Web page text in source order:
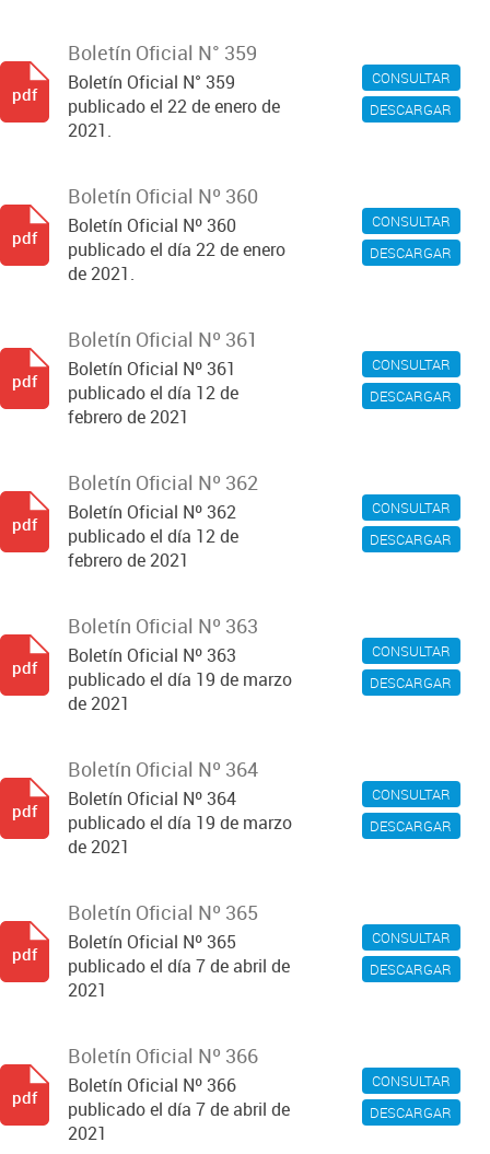
CONSULTAR
DESCARGAR
Boletín Oficial N° 359
Boletín Oficial N° 359
publicado el 22 de enero de
2021.
pdf
CONSULTAR
DESCARGAR
Boletín Oficial Nº 360
Boletín Oficial Nº 360
publicado el día 22 de enero
de 2021.
pdf
CONSULTAR
DESCARGAR
Boletín Oficial Nº 361
Boletín Oficial Nº 361
publicado el día 12 de
febrero de 2021
pdf
CONSULTAR
DESCARGAR
Boletín Oficial Nº 362
Boletín Oficial Nº 362
publicado el día 12 de
febrero de 2021
pdf
CONSULTAR
DESCARGAR
Boletín Oficial Nº 363
Boletín Oficial Nº 363
publicado el día 19 de marzo
de 2021
pdf
CONSULTAR
DESCARGAR
Boletín Oficial Nº 364
Boletín Oficial Nº 364
publicado el día 19 de marzo
de 2021
pdf
CONSULTAR
DESCARGAR
Boletín Oficial Nº 365
Boletín Oficial Nº 365
publicado el día 7 de abril de
2021
pdf
CONSULTAR
DESCARGAR
Boletín Oficial Nº 366
Boletín Oficial Nº 366
publicado el día 7 de abril de
2021
pdf